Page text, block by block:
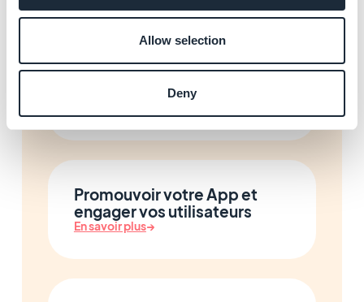
Allow selection
Deny
Tester votre App avant
publication
Promouvoir votre App et
engager vos utilisateurs
En savoir plus→